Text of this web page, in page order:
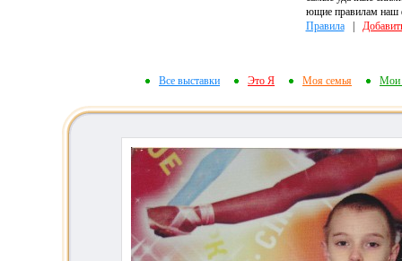
ющие правилам наш
Правила|
Все выставки Это Я Моя семья Мои